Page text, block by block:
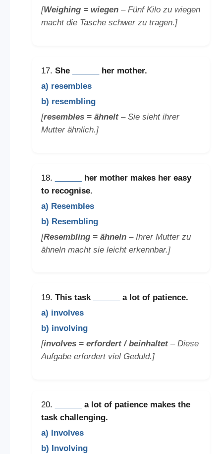
[Weighing = wiegen– Fünf Kilo zu wiegen
macht die Tasche schwer zu tragen.]
17. She
her mother.
a) resembles
b) resembling
[resembles = ähnelt– Sie sieht ihrer
Mutter ähnlich.]
18.
her mother makes her easy
to recognise.
a) Resembles
b) Resembling
[Resembling = ähneln– Ihrer Mutter zu
ähneln macht sie leicht erkennbar.]
19. This task
a lot of patience.
a) involves
b) involving
[involves = erfordert / beinhaltet– Diese
Aufgabe erfordert viel Geduld.]
20.
a lot of patience makes the
task challenging.
a) Involves
b) Involving